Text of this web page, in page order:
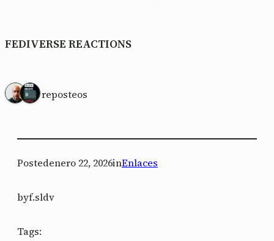
FEDIVERSE REACTIONS
2 reposteos
Postedenero 22, 2026inEnlaces
byf.sldv
Tags: